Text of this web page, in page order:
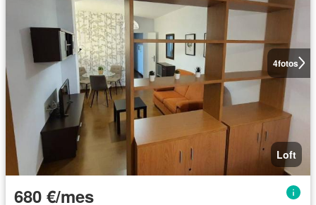
4fotos
Loft
680 €/mes